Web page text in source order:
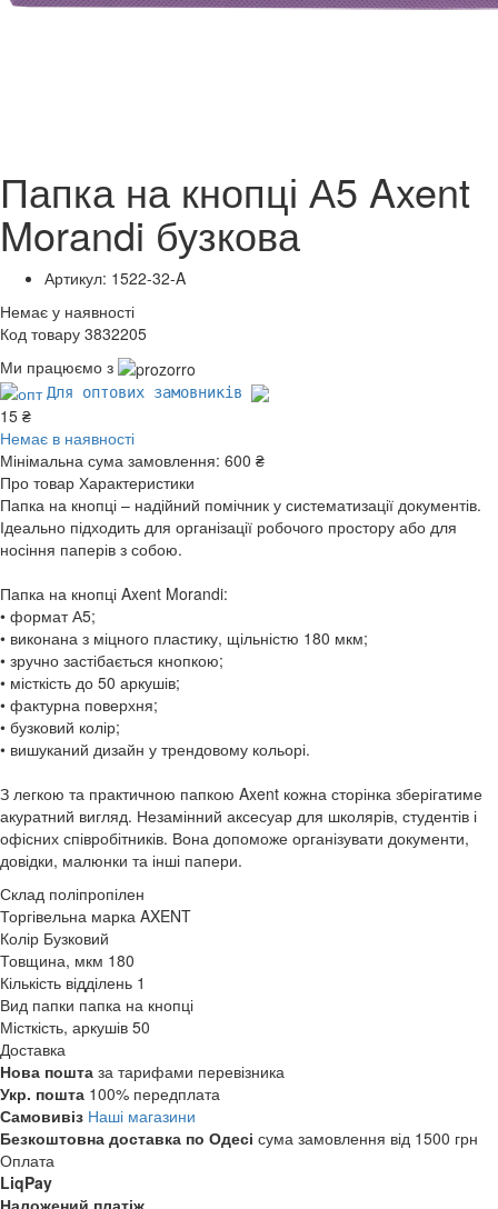
Папка на кнопці А5 Axent
Morandi бузкова
Артикул: 1522-32-A
Немає у наявності
Код товару 3832205
Ми працюємо з
Для оптових замовників
15 ₴
Немає в наявності
Мінімальна сума замовлення: 600 ₴
Про товар Характеристики
Папка на кнопці – надійний помічник у систематизації документів.
Ідеально підходить для організації робочого простору або для
носіння паперів з собою.
Папка на кнопці Axent Morandi:
• формат А5;
• виконана з міцного пластику, щільністю 180 мкм;
• зручно застібається кнопкою;
• місткість до 50 аркушів;
• фактурна поверхня;
• бузковий колір;
• вишуканий дизайн у трендовому кольорі.
З легкою та практичною папкою Axent кожна сторінка зберігатиме
акуратний вигляд. Незамінний аксесуар для школярів, студентів і
офісних співробітників. Вона допоможе організувати документи,
довідки, малюнки та інші папери.
Склад поліпропілен
Торгівельна марка AXENT
Колір Бузковий
Товщина, мкм 180
Кількість відділень 1
Вид папки папка на кнопці
Місткість, аркушів 50
Доставка
Нова пошта за тарифами перевізника
Укр. пошта 100% передплата
Самовивіз Наші магазини
Безкоштовна доставка по Одесі сума замовлення від 1500 грн
Оплата
LiqPay